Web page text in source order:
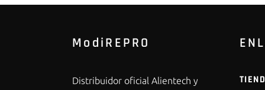
ModiREPRO
Distribuidor oficial Alientech y